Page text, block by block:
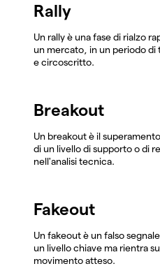
Rally
Un rally è una fase di rialzo
un mercato, in un periodo
e circoscritto.
Breakout
Un breakout è il
di un livello di supporto o di
nell'analisi tecnica.
Fakeout
Un fakeout è un falso
un livello chiave ma rientra
movimento atteso.